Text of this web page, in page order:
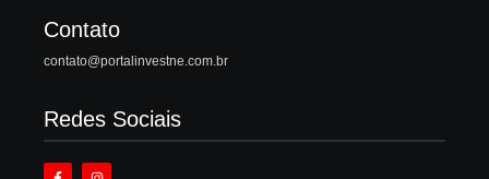
Contato
contato@portalinvestne.com.br
Redes Sociais